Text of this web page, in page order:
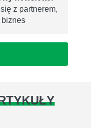
z partnerem,
biznes